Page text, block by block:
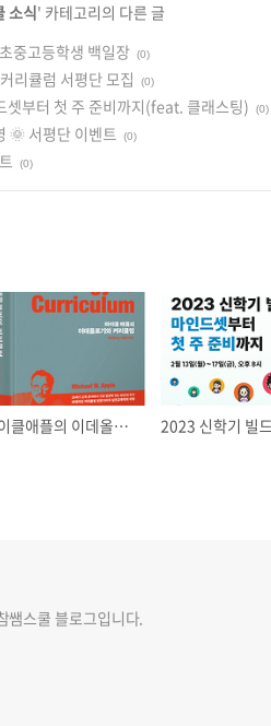
소식' 카테고리의 다른 글
중고등학생 백일장 (0)
리큘럼 서평단 모집 (0)
셋부터 첫 주 준비까지(feat. 클래스팅) (0)
🌞 서평단 이벤트 (0)
(0)
마이클애플의 이데올로기와커리큘럼 서평단 모집
쌤스쿨 블로그입니다.